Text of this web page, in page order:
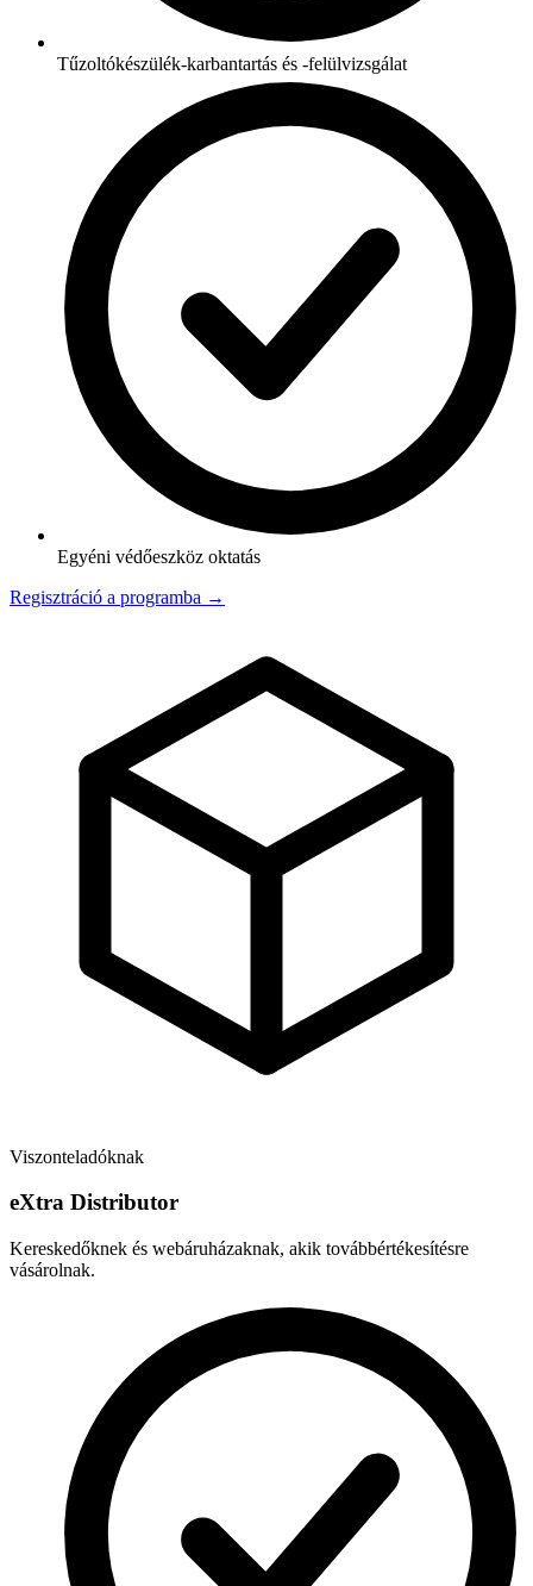
Tűzoltókészülék-karbantartás és -felülvizsgálat
Egyéni védőeszköz oktatás
Regisztráció a programba →
Viszonteladóknak
eXtra Distributor
Kereskedőknek és webáruházaknak, akik továbbértékesítésre
vásárolnak.